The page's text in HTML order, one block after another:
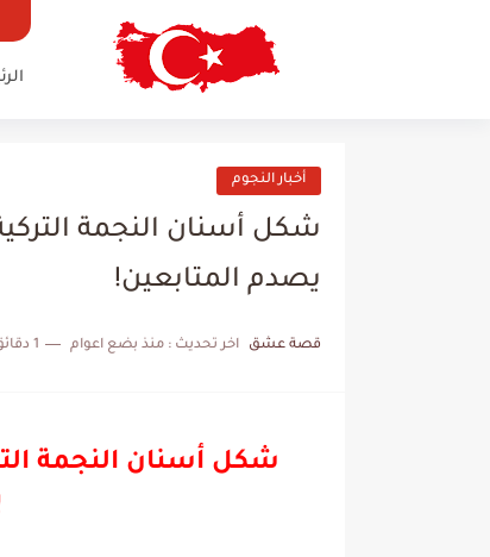
أخبار النجوم
شكل أسنان النجمة
يصدم المتابعين!
قصة عشق اخر تحديث : منذ بضع اعوام 1 دقائق للقراءة
شكل أسنان النجمة